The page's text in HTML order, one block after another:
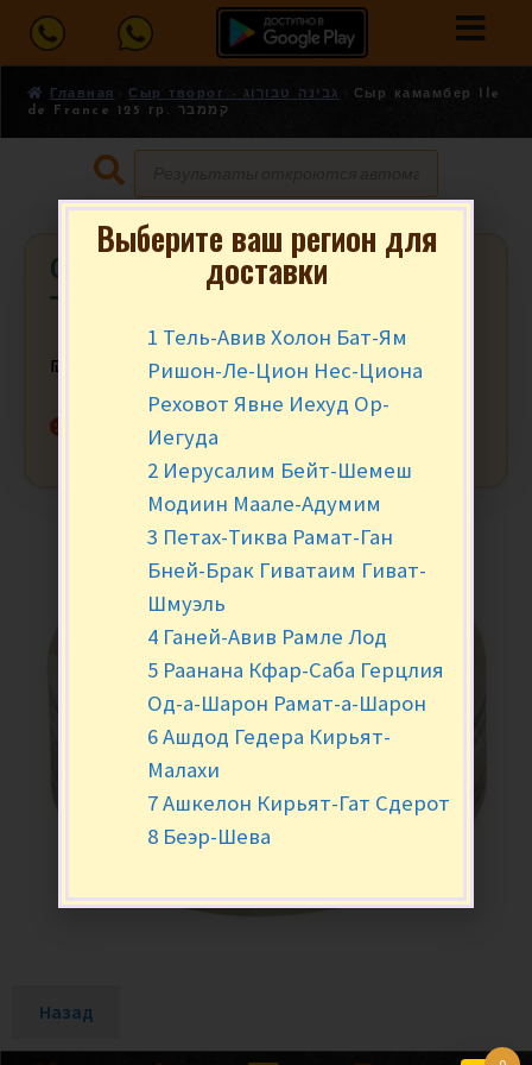
Главная Сыр творог - גבינה טבורוג
Сыр камамбер Ile
de France 125 гр. קממבר
Сыр камамбер Ile de France 125 гр.
קממבר
₪ 26.90 за уп.
Нет в наличии
Назад
Выберите ваш регион для
доставки
1 Тель-Авив Холон Бат-Ям
Ришон-Ле-Цион Нес-Циона
Реховот Явне Иехуд Ор-
Иегуда
2 Иерусалим Бейт-Шемеш
Модиин Маале-Адумим
3 Петах-Тиква Рамат-Ган
Бней-Брак Гиватаим Гиват-
Шмуэль
4 Ганей-Авив Рамле Лод
5 Раанана Кфар-Саба Герцлия
Од-а-Шарон Рамат-а-Шарон
6 Ашдод Гедера Кирьят-
Малахи
7 Ашкелон Кирьят-Гат Сдерот
8 Беэр-Шева